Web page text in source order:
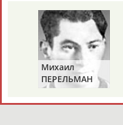
Михаил
ПЕРЕЛЬМАН
(ПЕРЛЬМАН)